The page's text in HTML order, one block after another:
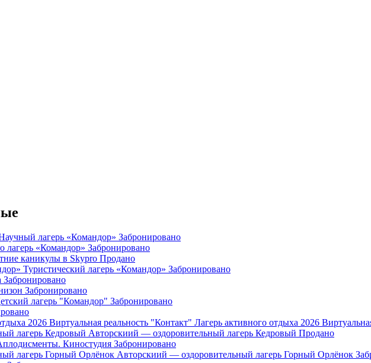
лагерь «Командор» Забронировано
лагерь «Командор» Забронировано
каникулы в Skypro Продано
Туристический лагерь «Командор» Забронировано
Забронировано
Забронировано
лагерь "Командор" Забронировано
"Контакт" Лагерь активного отдыха 2026
Авторскиий — оздоровительный лагерь Кедровый Продано
Киностудия Забронировано
Авторскиий — оздоровительный лагерь Горный Орлёнок